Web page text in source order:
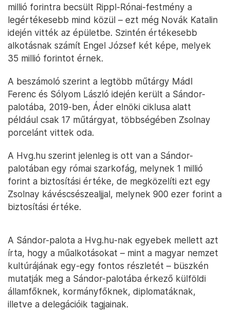
millió forintra becsült Rippl-Rónai-festmény a
legértékesebb mind közül – ezt még Novák Katalin
idején vitték az épületbe. Szintén értékesebb
alkotásnak számít Engel József két képe, melyek
35 millió forintot érnek.
A beszámoló szerint a legtöbb műtárgy Mádl
Ferenc és Sólyom László idején került a Sándor-
palotába, 2019-ben, Áder elnöki ciklusa alatt
például csak 17 műtárgyat, többségében Zsolnay
porcelánt vittek oda.
A Hvg.hu szerint jelenleg is ott van a Sándor-
palotában egy római szarkofág, melynek 1 millió
forint a biztosítási értéke, de megközelíti ezt egy
Zsolnay kávéscsészealjjal, melynek 900 ezer forint a
biztosítási értéke.
A Sándor-palota a Hvg.hu-nak egyebek mellett azt
írta, hogy a műalkotásokat – mint a magyar nemzet
kultúrájának egy-egy fontos részletét – büszkén
mutatják meg a Sándor-palotába érkező külföldi
államfőknek, kormányfőknek, diplomatáknak,
illetve a delegációik tagjainak.